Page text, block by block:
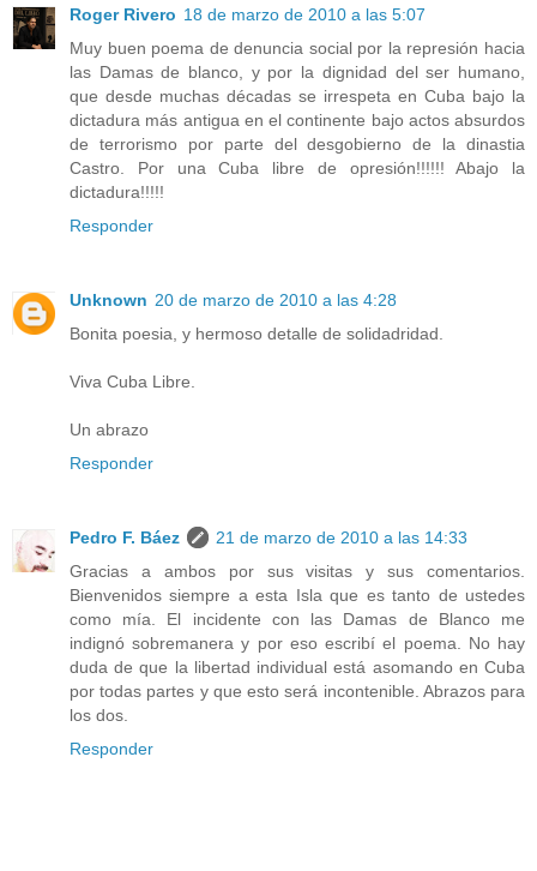
Roger Rivero 18 de marzo de 2010 a las 5:07
Muy buen poema de denuncia social por la represión hacia
las Damas de blanco, y por la dignidad del ser humano,
que desde muchas décadas se irrespeta en Cuba bajo la
dictadura más antigua en el continente bajo actos absurdos
de terrorismo por parte del desgobierno de la dinastia
Castro. Por una Cuba libre de opresión!!!!!! Abajo la
dictadura!!!!!
Responder
Unknown 20 de marzo de 2010 a las 4:28
Bonita poesia, y hermoso detalle de solidadridad.
Viva Cuba Libre.
Un abrazo
Responder
Pedro F. Báez
21 de marzo de 2010 a las 14:33
Gracias a ambos por sus visitas y sus comentarios.
Bienvenidos siempre a esta Isla que es tanto de ustedes
como mía. El incidente con las Damas de Blanco me
indignó sobremanera y por eso escribí el poema. No hay
duda de que la libertad individual está asomando en Cuba
por todas partes y que esto será incontenible. Abrazos para
los dos.
Responder